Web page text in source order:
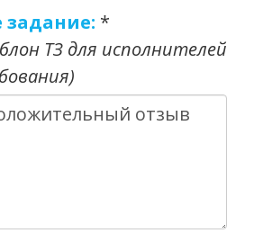
задание: *
ТЗ для исполнителей